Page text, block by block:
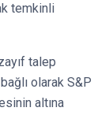
temkinli
talep
olarak S&P
altına